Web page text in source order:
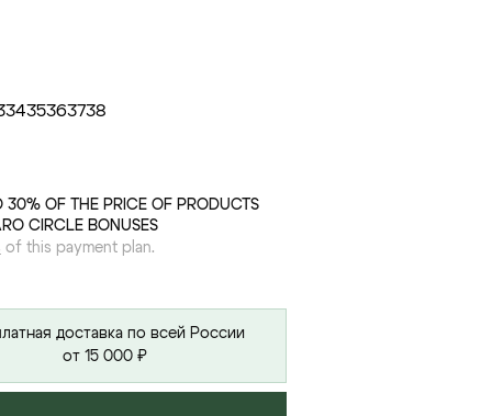
3435363738
30% OF THE PRICE OF PRODUCTS
CIRCLE BONUSES
of this payment plan.
доставка по всей России
от 15 000 ₽